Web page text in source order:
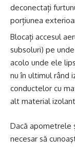
deconectați
porțiunea
Blocați accesul
subsoluri) pe
acolo unde ele
nu în ultimul rând
conductelor cu
alt material
Dacă apometrele
necesar să